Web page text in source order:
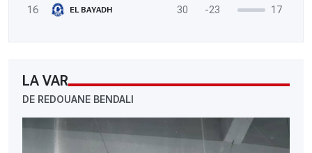
16
EL BAYADH 30 -23 17
LA VAR
DE REDOUANE BENDALI